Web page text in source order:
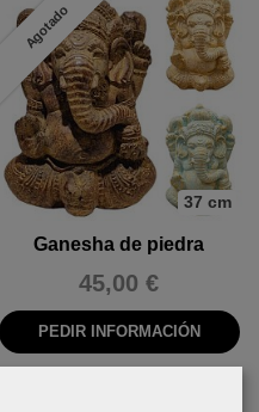
Agotado
37 cm
Ganesha de piedra
45,00 €
PEDIR INFORMACIÓN